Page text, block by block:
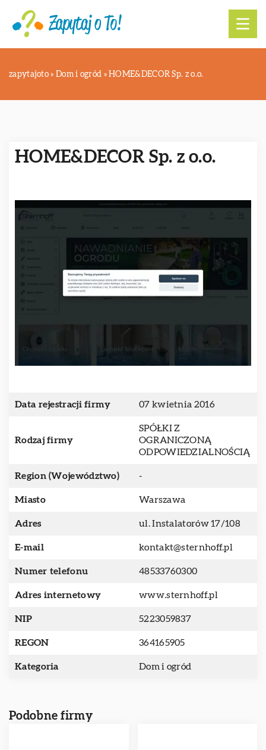
zapytajoto » Dom i ogród »HOME&DECOR Sp. z o.o.
HOME&DECOR Sp. z o.o.
Data rejestracji firmy 07 kwietnia 2016
Rodzaj firmy
SPÓŁKI Z
OGRANICZONĄ
ODPOWIEDZIALNOŚCIĄ
Region (Województwo) -
Miasto Warszawa
Adres ul. Instalatorów 17/108
E-mail kontakt@sternhoff.pl
Numer telefonu 48533760300
Adres internetowy www.sternhoff.pl
NIP 5223059837
REGON 364165905
Kategoria Dom i ogród
Podobne firmy